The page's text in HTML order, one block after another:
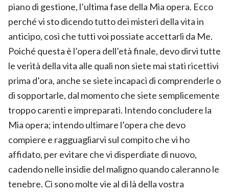
piano di gestione, l’ultima fase della Mia opera. Ecco
perché vi sto dicendo tutto dei misteri della vita in
anticipo, così che tutti voi possiate accettarli da Me.
Poiché questa è l’opera dell’età finale, devo dirvi tutte
le verità della vita alle quali non siete mai stati ricettivi
prima d’ora, anche se siete incapaci di comprenderle o
di sopportarle, dal momento che siete semplicemente
troppo carenti e impreparati. Intendo concludere la
Mia opera; intendo ultimare l’opera che devo
compiere e ragguagliarvi sul compito che vi ho
affidato, per evitare che vi disperdiate di nuovo,
cadendo nelle insidie del maligno quando caleranno le
tenebre. Ci sono molte vie al di là della vostra